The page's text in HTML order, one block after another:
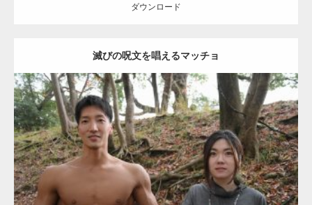
ダウンロード
滅びの呪文を唱えるマッチョ
Update:2021.07.8
Category:公園のマッチョ その他 AKIHITO(細マッチョ) 大胸筋 腹筋
ダウンロード
【TV】TBS番組「ひるおび」にてマッスルプ
ラスが紹介されま…
TOKYO FMラジオ番組「ONE MORNING」
で紹介さ…